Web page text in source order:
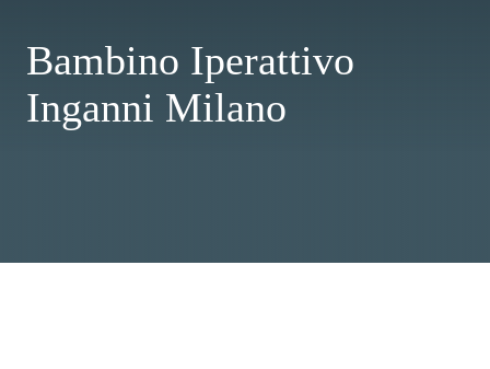
Bambino Iperattivo
Inganni Milano